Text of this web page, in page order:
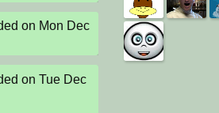
on Mon Dec
on Tue Dec